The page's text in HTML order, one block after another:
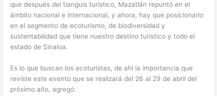
que después del tianguis turístico, Mazatlán repuntó en el
ámbito nacional e internacional, y ahora, hay que posicionarlo
en el segmento de ecoturismo, de biodiversidad y
sustentabilidad que tiene nuestro destino turístico y todo el
estado de Sinaloa.
Es lo que buscan los ecoturistas, de ahí la importancia que
reviste este evento que se realizará del 26 al 29 de abril del
próximo año, agregó.